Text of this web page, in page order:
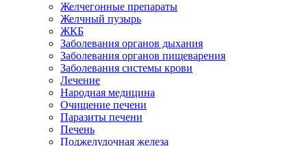
Желчегонные препараты
Желчный пузырь
ЖКБ
Заболевания органов дыхания
Заболевания органов пищеварения
Заболевания системы крови
Лечение
Народная медицина
Очищение печени
Паразиты печени
Печень
Поджелудочная железа